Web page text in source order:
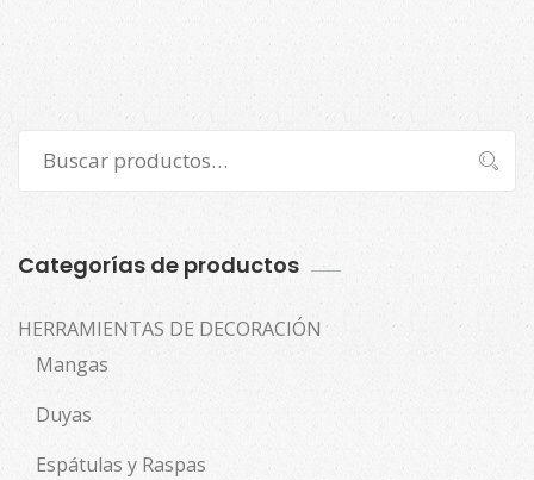
por:
Buscar
Categorías de productos
HERRAMIENTAS DE DECORACIÓN
Mangas
Duyas
Espátulas y Raspas